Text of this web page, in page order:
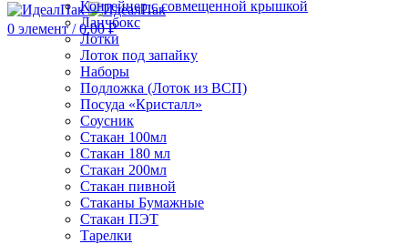
0 элемент / 0.00₽
Контейнер с совмещенной крышкой
Ланчбокс
Лотки
Лоток под запайку
Наборы
Подложка (Лоток из ВСП)
Посуда «Кристалл»
Соусник
Стакан 100мл
Стакан 180 мл
Стакан 200мл
Стакан пивной
Стаканы Бумажные
Стакан ПЭТ
Тарелки